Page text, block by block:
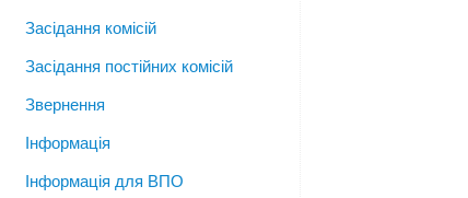
Засідання комісій
Засідання постійних комісій
Звернення
Інформація
Інформація для ВПО